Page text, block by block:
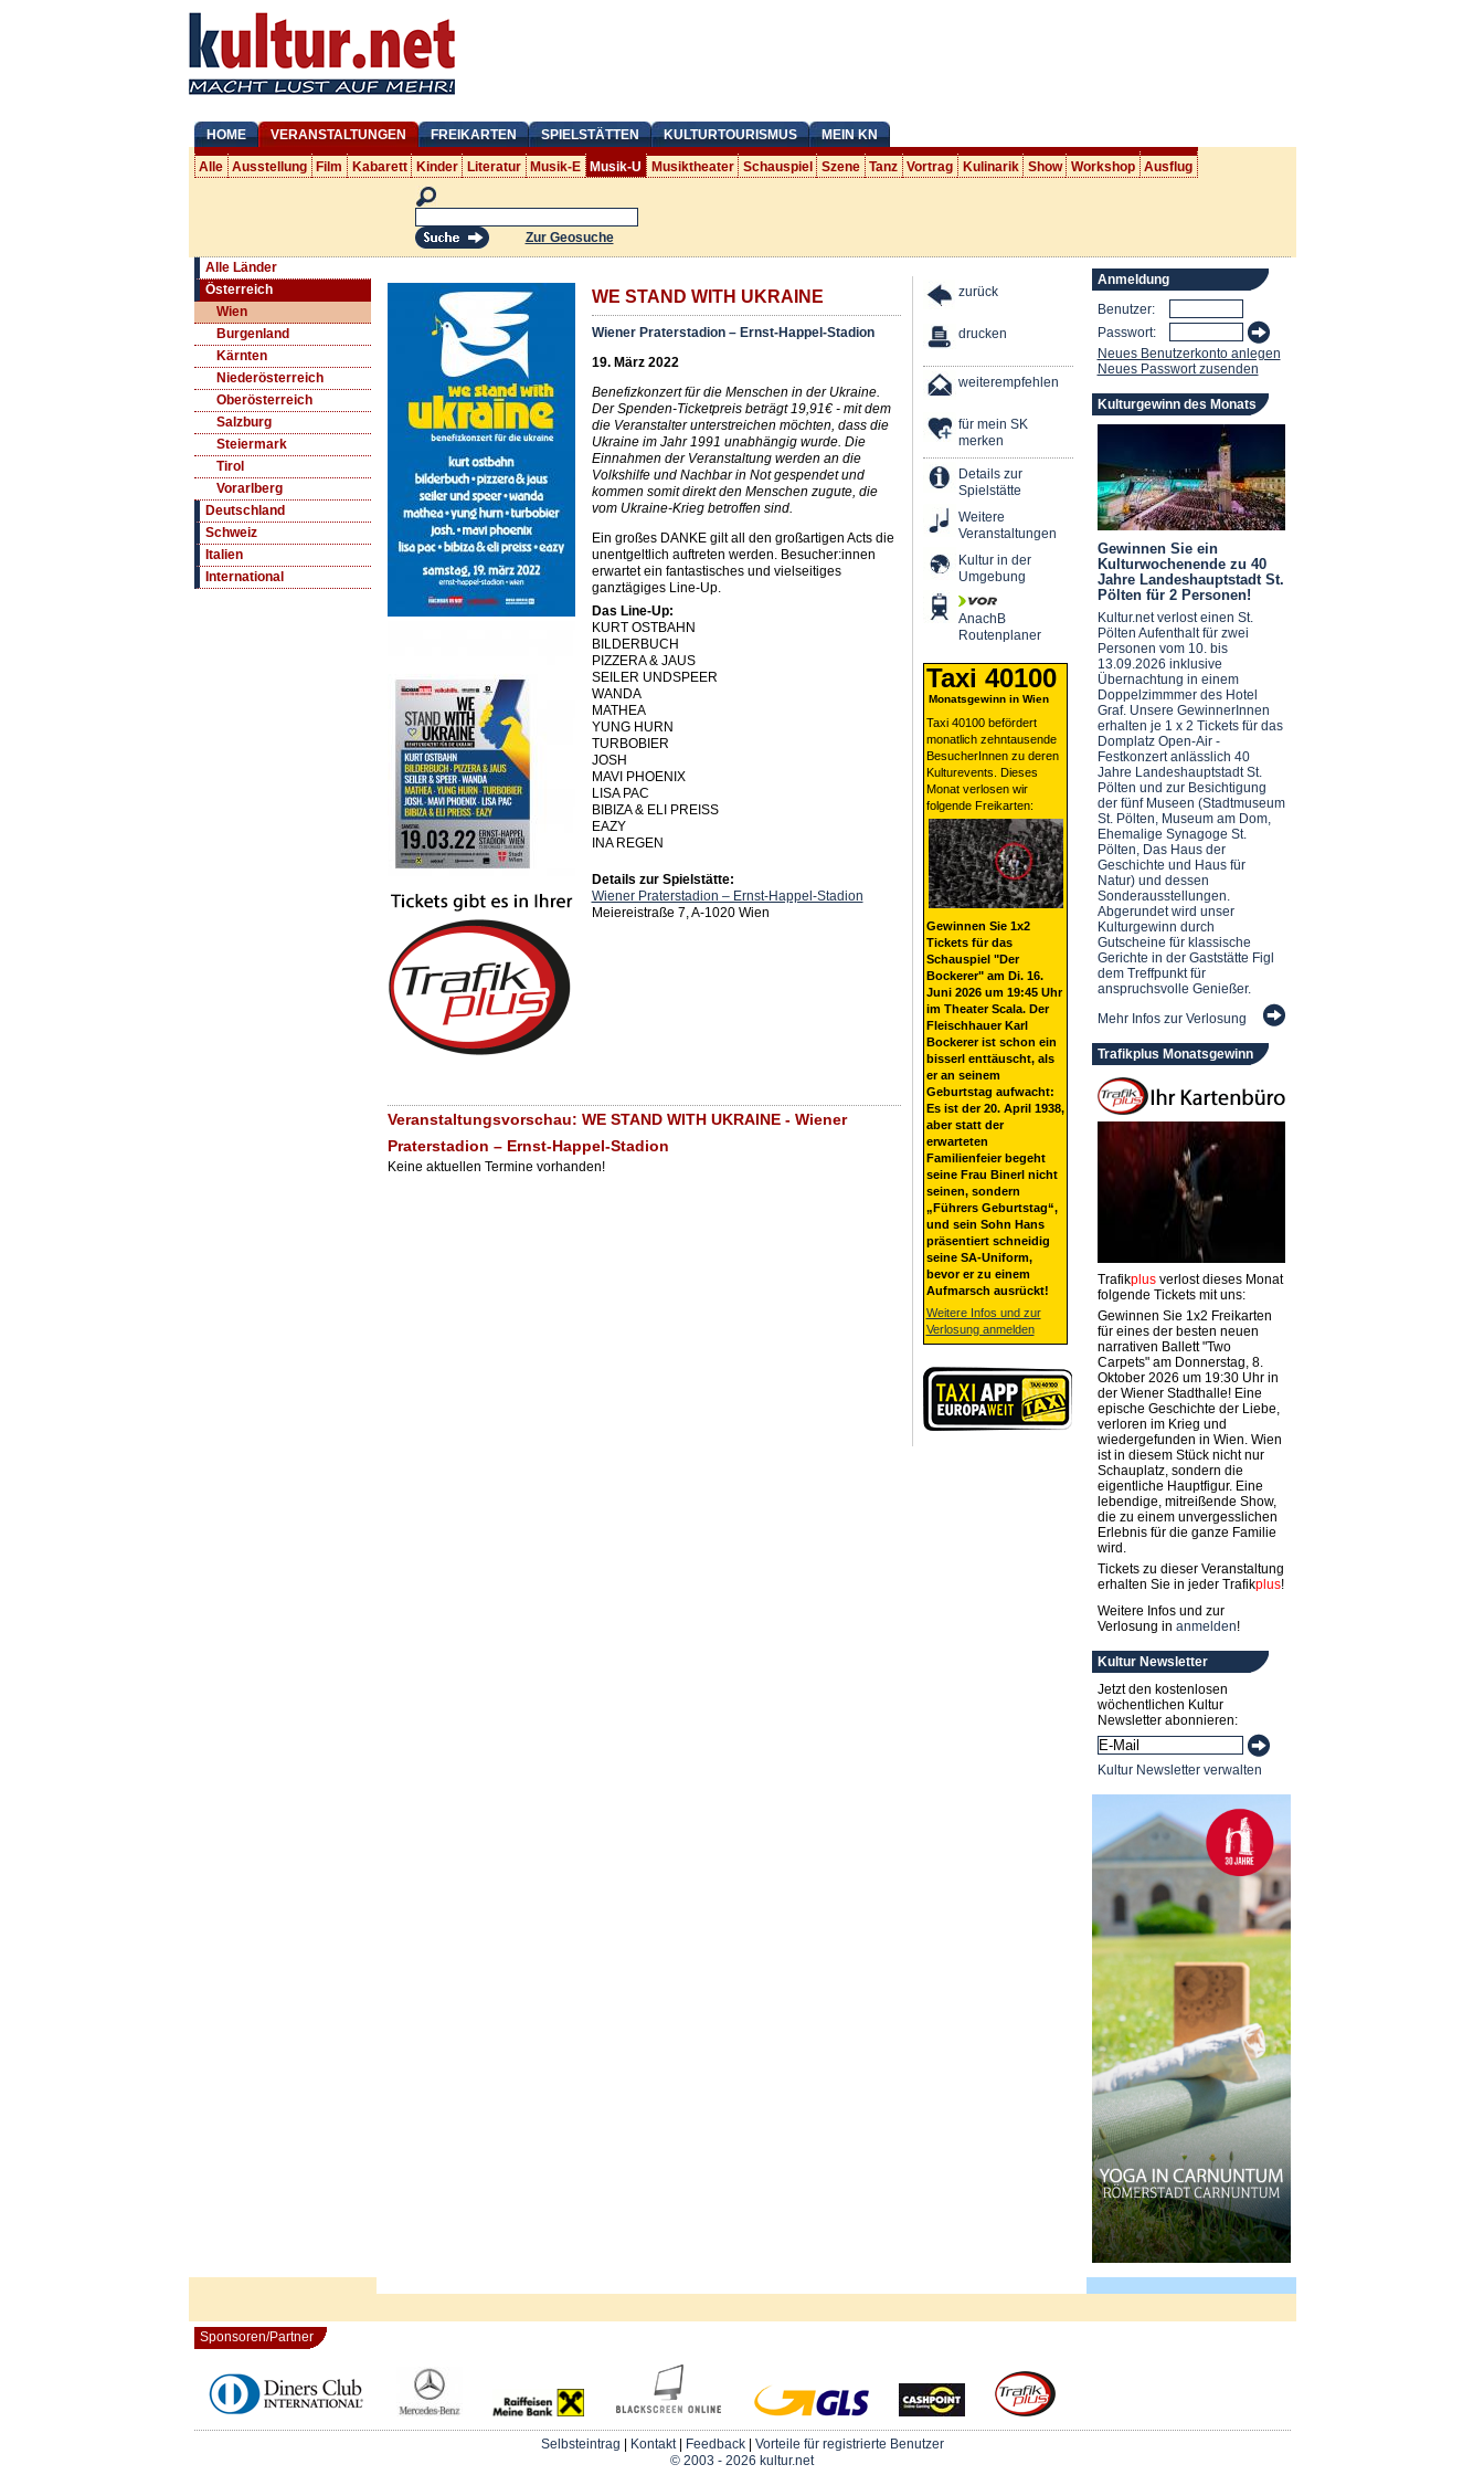
HOME VERANSTALTUNGEN FREIKARTEN SPIELSTÄTTEN KULTURTOURISMUS MEIN KN
Alle Ausstellung Film Kabarett Kinder Literatur Musik-E Musik-U Musiktheater Schauspiel Szene Tanz Vortrag Kulinarik Show Workshop Ausflug
Zur Geosuche
Alle Länder
Österreich
Wien
Burgenland
Kärnten
Niederösterreich
Oberösterreich
Salzburg
Steiermark
Tirol
Vorarlberg
Deutschland
Schweiz
Italien
International
WE STAND WITH UKRAINE
Wiener Praterstadion – Ernst-Happel-Stadion
19. März 2022
Benefizkonzert für die Menschen in der Ukraine.
Der Spenden-Ticketpreis beträgt 19,91€ - mit dem
die Veranstalter unterstreichen möchten, dass die
Ukraine im Jahr 1991 unabhängig wurde. Die
Einnahmen der Veranstaltung werden an die
Volkshilfe und Nachbar in Not gespendet und
kommen somit direkt den Menschen zugute, die
vom Ukraine-Krieg betroffen sind.
Ein großes DANKE gilt all den großartigen Acts die
unentgeltlich auftreten werden. Besucher:innen
erwartet ein fantastisches und vielseitiges
ganztägiges Line-Up.
Das Line-Up:
KURT OSTBAHN
BILDERBUCH
PIZZERA & JAUS
SEILER UNDSPEER
WANDA
MATHEA
YUNG HURN
TURBOBIER
JOSH
MAVI PHOENIX
LISA PAC
BIBIZA & ELI PREISS
EAZY
INA REGEN
Details zur Spielstätte:
Wiener Praterstadion – Ernst-Happel-Stadion
Meiereistraße 7, A-1020 Wien
Veranstaltungsvorschau: WE STAND WITH UKRAINE - Wiener
Praterstadion – Ernst-Happel-Stadion
Keine aktuellen Termine vorhanden!
zurück
drucken
weiterempfehlen
für mein SK
merken
Details zur
Spielstätte
Weitere
Veranstaltungen
Kultur in der
Umgebung
AnachB
Routenplaner
Taxi 40100
Monatsgewinn in Wien
Taxi 40100 befördert
monatlich zehntausende
BesucherInnen zu deren
Kulturevents. Dieses
Monat verlosen wir
folgende Freikarten:
Gewinnen Sie 1x2
Tickets für das
Schauspiel "Der
Bockerer" am Di. 16.
Juni 2026 um 19:45 Uhr
im Theater Scala. Der
Fleischhauer Karl
Bockerer ist schon ein
bisserl enttäuscht, als
er an seinem
Geburtstag aufwacht:
Es ist der 20. April 1938,
aber statt der
erwarteten
Familienfeier begeht
seine Frau Binerl nicht
seinen, sondern
„Führers Geburtstag“,
und sein Sohn Hans
präsentiert schneidig
seine SA-Uniform,
bevor er zu einem
Aufmarsch ausrückt!
Weitere Infos und zur
Verlosung anmelden
Anmeldung
Benutzer:
Passwort:
Neues Benutzerkonto anlegen
Neues Passwort zusenden
Kulturgewinn des Monats
Gewinnen Sie ein
Kulturwochenende zu 40
Jahre Landeshauptstadt St.
Pölten für 2 Personen!
Kultur.net verlost einen St.
Pölten Aufenthalt für zwei
Personen vom 10. bis
13.09.2026 inklusive
Übernachtung in einem
Doppelzimmmer des Hotel
Graf. Unsere GewinnerInnen
erhalten je 1 x 2 Tickets für das
Domplatz Open-Air -
Festkonzert anlässlich 40
Jahre Landeshauptstadt St.
Pölten und zur Besichtigung
der fünf Museen (Stadtmuseum
St. Pölten, Museum am Dom,
Ehemalige Synagoge St.
Pölten, Das Haus der
Geschichte und Haus für
Natur) und dessen
Sonderausstellungen.
Abgerundet wird unser
Kulturgewinn durch
Gutscheine für klassische
Gerichte in der Gaststätte Figl
dem Treffpunkt für
anspruchsvolle Genießer.
Mehr Infos zur Verlosung
Trafikplus Monatsgewinn
Trafikplusverlost dieses Monat
folgende Tickets mit uns:
Gewinnen Sie 1x2 Freikarten
für eines der besten neuen
narrativen Ballett "Two
Carpets" am Donnerstag, 8.
Oktober 2026 um 19:30 Uhr in
der Wiener Stadthalle! Eine
epische Geschichte der Liebe,
verloren im Krieg und
wiedergefunden in Wien. Wien
ist in diesem Stück nicht nur
Schauplatz, sondern die
eigentliche Hauptfigur. Eine
lebendige, mitreißende Show,
die zu einem unvergesslichen
Erlebnis für die ganze Familie
wird.
Tickets zu dieser Veranstaltung
erhalten Sie in jeder Trafikplus!
Weitere Infos und zur
Verlosung in anmelden!
Kultur Newsletter
Jetzt den kostenlosen
wöchentlichen Kultur
Newsletter abonnieren:
Kultur Newsletter verwalten
Sponsoren/Partner
Selbsteintrag Kontakt| Feedback| Vorteile für registrierte Benutzer
© 2003 - 2026 kultur.net